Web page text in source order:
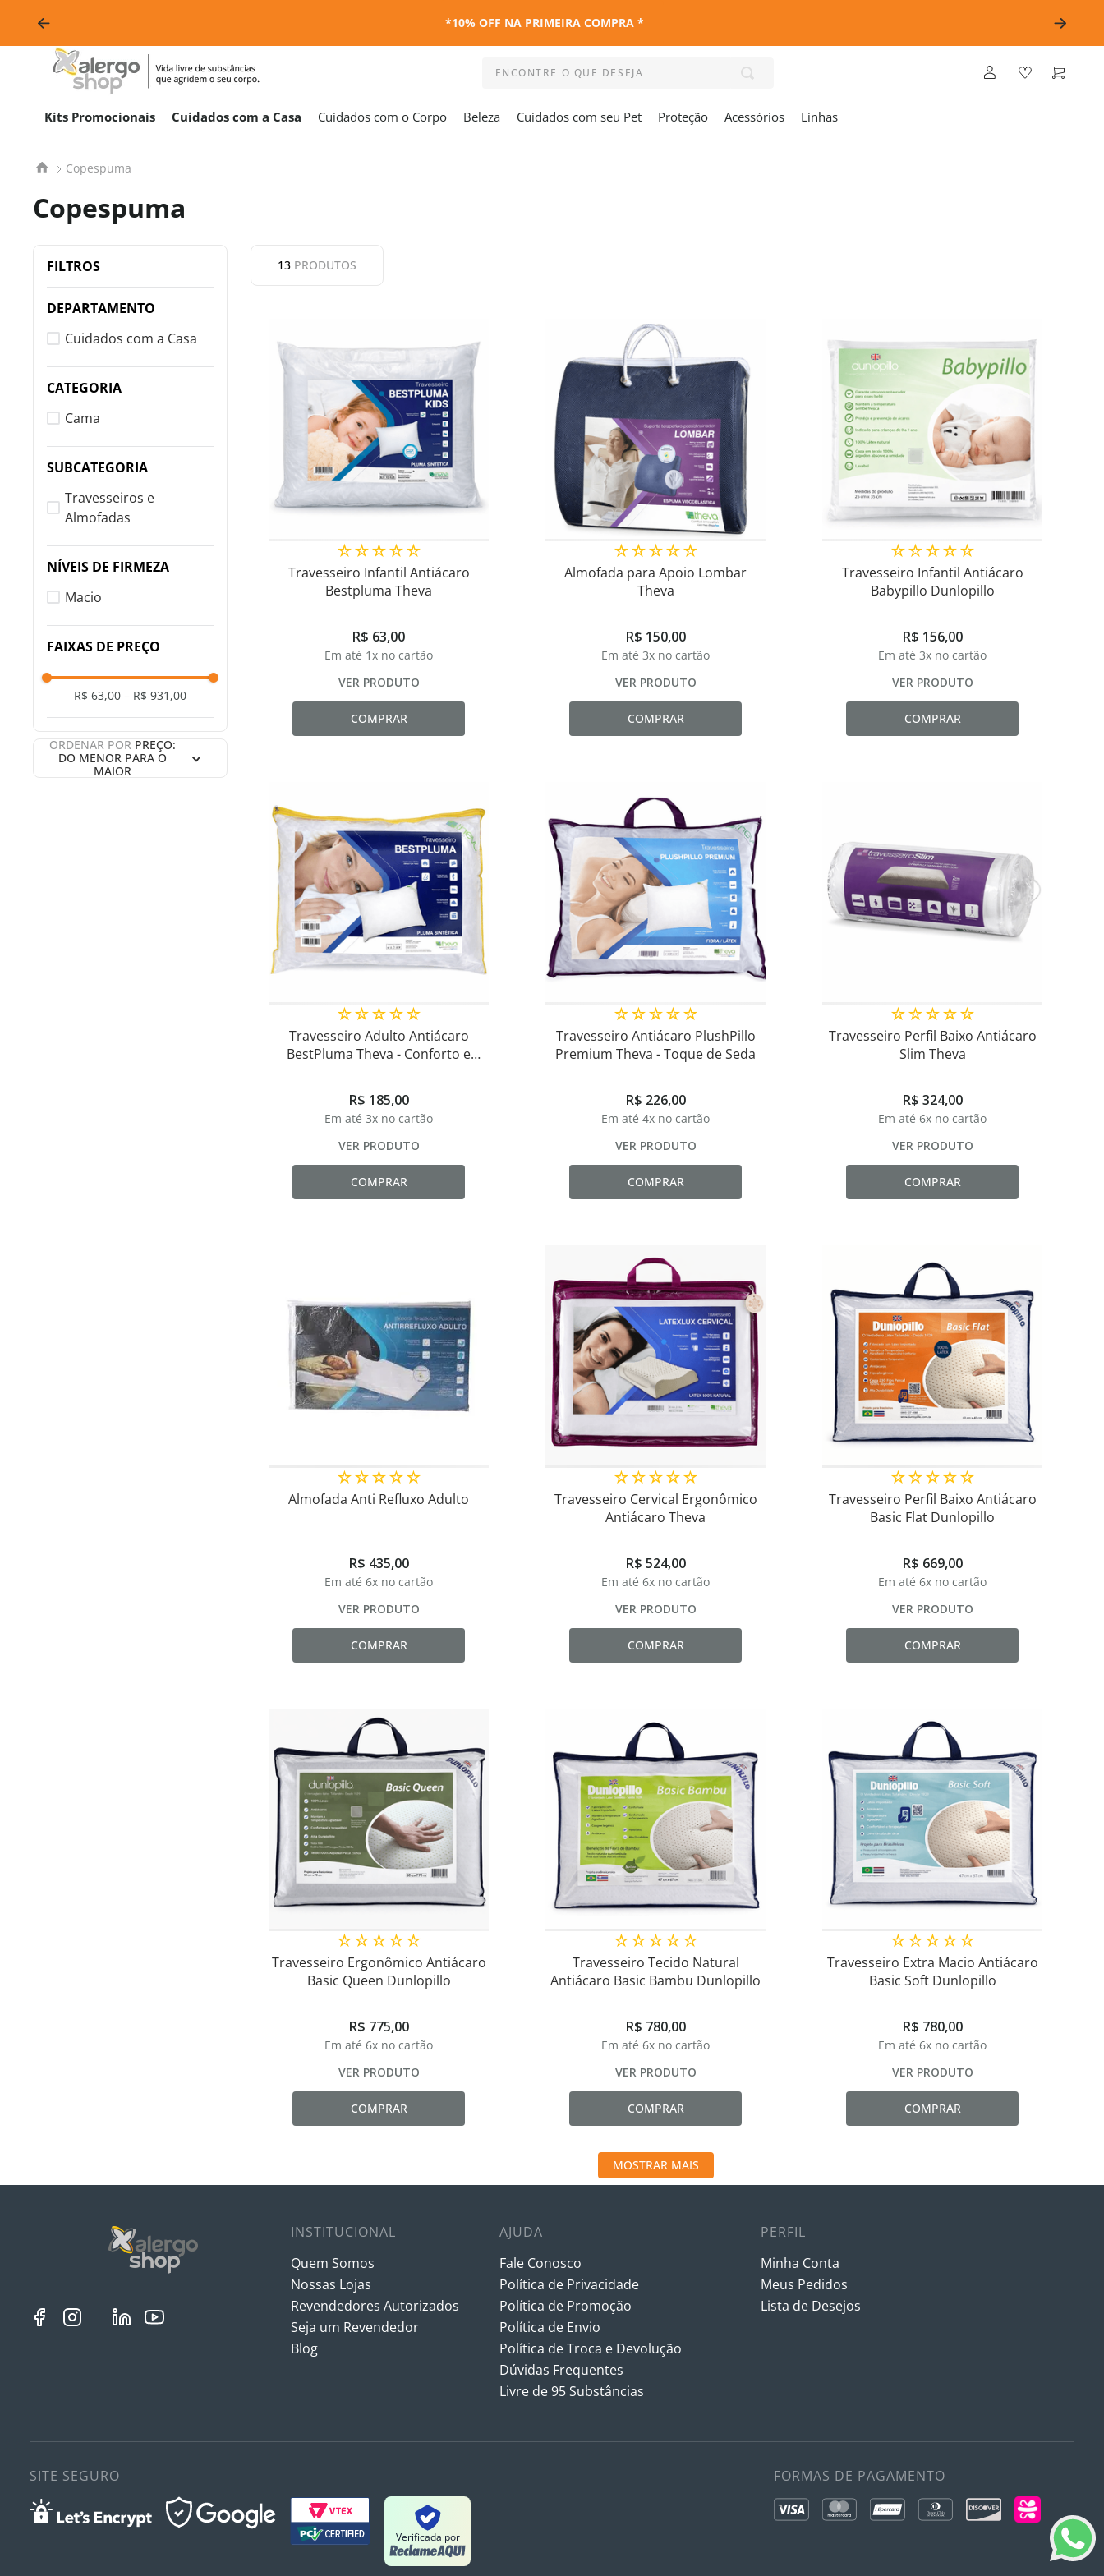
*10% OFF NA PRIMEIRA COMPRA *
Kits Promocionais Cuidados com a Casa Cuidados com o Corpo Beleza Cuidados com seu Pet Proteção Acessórios Linhas
Copespuma
Copespuma
FILTROS
DEPARTAMENTO
Cuidados com a Casa
CATEGORIA
Cama
SUBCATEGORIA
Travesseiros e
Almofadas
NÍVEIS DE FIRMEZA
Macio
FAIXAS DE PREÇO
R$ 63,00 – R$ 931,00
ORDENAR POR PREÇO:
DO MENOR PARA O
MAIOR
13 PRODUTOS
☆☆☆☆☆
Travesseiro Infantil Antiácaro
Bestpluma Theva
R$ 63,00
Em até 1x no cartão
VER PRODUTO
COMPRAR
☆☆☆☆☆
Almofada para Apoio Lombar
Theva
R$ 150,00
Em até3x no cartão
VER PRODUTO
COMPRAR
☆☆☆☆☆
Travesseiro Infantil Antiácaro
Babypillo Dunlopillo
R$ 156,00
Em até3x no cartão
VER PRODUTO
COMPRAR
☆☆☆☆☆
Travesseiro Adulto Antiácaro
BestPluma Theva - Conforto e
R$ 185,00
Em até3x no cartão
VER PRODUTO
COMPRAR
☆☆☆☆☆
Travesseiro Antiácaro PlushPillo
Premium Theva - Toque de Seda
R$ 226,00
Em até4x no cartão
VER PRODUTO
COMPRAR
☆☆☆☆☆
Travesseiro Perfil Baixo Antiácaro
Slim Theva
R$ 324,00
Em até6x no cartão
VER PRODUTO
COMPRAR
☆☆☆☆☆
Almofada Anti Refluxo Adulto
R$ 435,00
Em até6x no cartão
VER PRODUTO
COMPRAR
☆☆☆☆☆
Travesseiro Cervical Ergonômico
Antiácaro Theva
R$ 524,00
Em até6x no cartão
VER PRODUTO
COMPRAR
☆☆☆☆☆
Travesseiro Perfil Baixo Antiácaro
Basic Flat Dunlopillo
R$ 669,00
Em até6x no cartão
VER PRODUTO
COMPRAR
☆☆☆☆☆
Travesseiro Ergonômico Antiácaro
Basic Queen Dunlopillo
R$ 775,00
Em até6x no cartão
VER PRODUTO
COMPRAR
☆☆☆☆☆
Travesseiro Tecido Natural
Antiácaro Basic Bambu Dunlopillo
R$ 780,00
Em até6x no cartão
VER PRODUTO
COMPRAR
☆☆☆☆☆
Travesseiro Extra Macio Antiácaro
Basic Soft Dunlopillo
R$ 780,00
Em até6x no cartão
VER PRODUTO
COMPRAR
MOSTRAR MAIS
INSTITUCIONAL
Quem Somos
Nossas Lojas
Revendedores Autorizados
Seja um Revendedor
Blog
AJUDA
Fale Conosco
Política de Privacidade
Política de Promoção
Política de Envio
Política de Troca e Devolução
Dúvidas Frequentes
Livre de 95 Substâncias
PERFIL
Minha Conta
Meus Pedidos
Lista de Desejos
SITE SEGURO
Verificada por
FORMAS DE PAGAMENTO
noir